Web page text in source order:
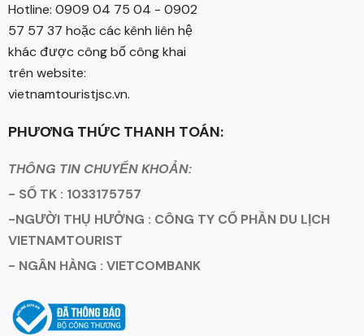
Hotline: 0909 04 75 04 - 0902
57 57 37 hoặc các kênh liên hệ
khác được công bố công khai
trên website:
vietnamtouristjsc.vn.
PHƯƠNG THỨC THANH TOÁN:
THÔNG TIN CHUYỂN KHOẢN:
- SỐ TK : 1033175757
-NGƯỜI THỤ HƯỞNG : CÔNG TY CỔ PHẦN DU LỊCH
VIETNAMTOURIST
- NGÂN HÀNG : VIETCOMBANK